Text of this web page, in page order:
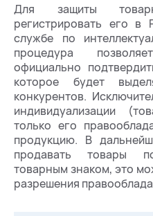
Для защиты
регистрировать его в
службе по
процедура
официально
которое будет
конкурентов.
индивидуализации
только его
продукцию. В
продавать товары
товарным знаком, это
разрешения